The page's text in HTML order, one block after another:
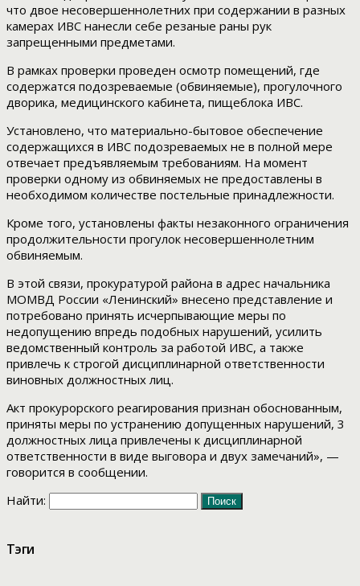
что двое несовершеннолетних при содержании в разных
камерах ИВС нанесли себе резаные раны рук
запрещенными предметами.
В рамках проверки проведен осмотр помещений, где
содержатся подозреваемые (обвиняемые), прогулочного
дворика, медицинского кабинета, пищеблока ИВС.
Установлено, что материально-бытовое обеспечение
содержащихся в ИВС подозреваемых не в полной мере
отвечает предъявляемым требованиям. На момент
проверки одному из обвиняемых не предоставлены в
необходимом количестве постельные принадлежности.
Кроме того, установлены факты незаконного ограничения
продолжительности прогулок несовершеннолетним
обвиняемым.
В этой связи, прокуратурой района в адрес начальника
МОМВД России «Ленинский» внесено представление и
потребовано принять исчерпывающие меры по
недопущению впредь подобных нарушений, усилить
ведомственный контроль за работой ИВС, а также
привлечь к строгой дисциплинарной ответственности
виновных должностных лиц.
Акт прокурорского реагирования признан обоснованным,
приняты меры по устранению допущенных нарушений, 3
должностных лица привлечены к дисциплинарной
ответственности в виде выговора и двух замечаний», —
говорится в сообщении.
Найти:
Тэги